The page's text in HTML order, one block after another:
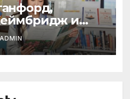
и
врати към
ADMIN